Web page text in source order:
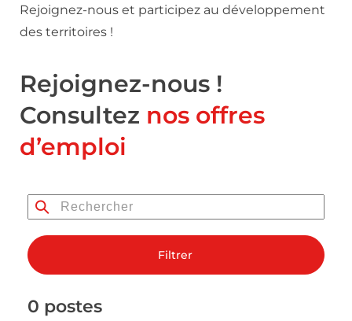
Rejoignez-nous et participez au développement
des territoires !
Rejoignez-nous !
Consultez nos offres
d’emploi
Filtrer
0 postes